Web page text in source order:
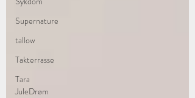
Supernature
tallow
Takterrasse
Tara
JuleDrøm